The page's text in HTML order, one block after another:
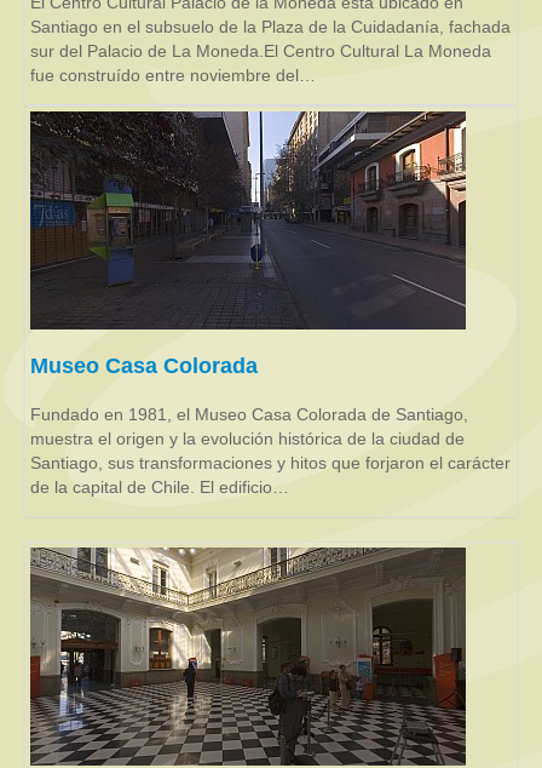
Santiago en el subsuelo de la Plaza de la Cuidadanía, fachada
sur del Palacio de La Moneda.El Centro Cultural La Moneda
fue construído entre noviembre del…
Museo Casa Colorada
Fundado en 1981, el Museo Casa Colorada de Santiago,
muestra el origen y la evolución histórica de la ciudad de
Santiago, sus transformaciones y hitos que forjaron el carácter
de la capital de Chile. El edificio…